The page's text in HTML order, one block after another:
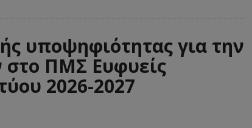
υποψηφιότητας για την
στο ΠΜΣ Ευφυείς
2026-2027